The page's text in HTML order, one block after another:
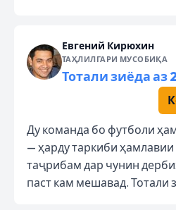
Евгений Кирюхин
ТАҲЛИЛГАРИ МУСОБИҚА
Тотали зиёда аз
Ду команда бо футболи
— ҳарду таркиби ҳамлавии
таҷрибам дар чунин
паст кам мешавад. Тотали